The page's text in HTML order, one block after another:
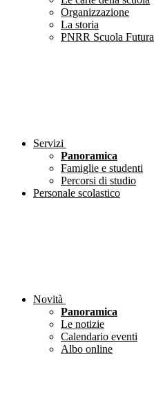
Organizzazione
La storia
PNRR Scuola Futura
Servizi
Panoramica
Famiglie e studenti
Percorsi di studio
Personale scolastico
Novità
Panoramica
Le notizie
Calendario eventi
Albo online